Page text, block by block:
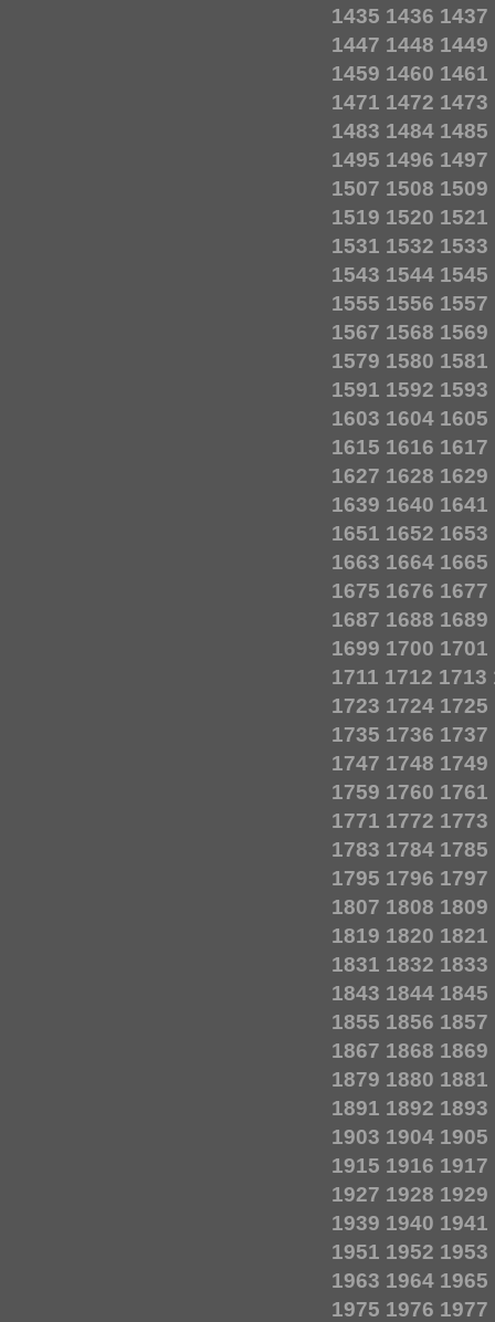
1435 1436 1437
1447 1448 1449
1459 1460 1461
1471 1472 1473
1483 1484 1485
1495 1496 1497
1507 1508 1509
1519 1520 1521
1531 1532 1533
1543 1544 1545
1555 1556 1557
1567 1568 1569
1579 1580 1581
1591 1592 1593
1603 1604 1605
1615 1616 1617
1627 1628 1629
1639 1640 1641
1651 1652 1653
1663 1664 1665
1675 1676 1677
1687 1688 1689
1699 1700 1701
1711 1712 1713
1723 1724 1725
1735 1736 1737
1747 1748 1749
1759 1760 1761
1771 1772 1773
1783 1784 1785
1795 1796 1797
1807 1808 1809
1819 1820 1821
1831 1832 1833
1843 1844 1845
1855 1856 1857
1867 1868 1869
1879 1880 1881
1891 1892 1893
1903 1904 1905
1915 1916 1917
1927 1928 1929
1939 1940 1941
1951 1952 1953
1963 1964 1965
1975 1976 1977